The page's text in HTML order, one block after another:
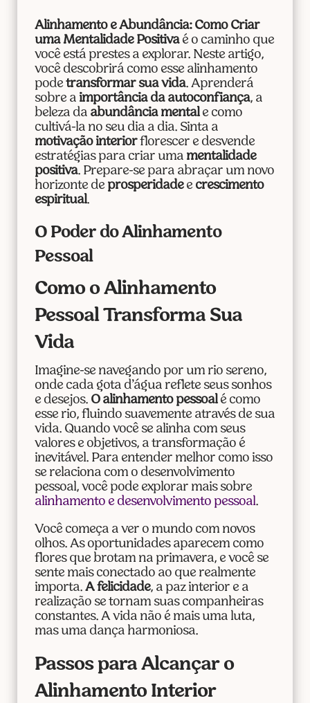
Alinhamento e Abundância: Como Criar
uma Mentalidade Positivaé o caminho que
você está prestes a explorar. Neste artigo,
você descobrirá como esse alinhamento
pode transformar sua vida. Aprenderá
sobre a importância da autoconfiança, a
beleza da abundância mentale como
cultivá-la no seu dia a dia. Sinta a
motivação interiorflorescer e desvende
estratégias para criar uma mentalidade
positiva. Prepare-se para abraçar um novo
horizonte de prosperidadee crescimento
espiritual.
O Poder do Alinhamento
Pessoal
Como o Alinhamento
Pessoal Transforma Sua
Vida
Imagine-se navegando por um rio sereno,
onde cada gota d’água reflete seus sonhos
e desejos. O alinhamento pessoalé como
esse rio, fluindo suavemente através de sua
vida. Quando você se alinha com seus
valores e objetivos, a transformação é
inevitável. Para entender melhor como isso
se relaciona com o desenvolvimento
pessoal, você pode explorar mais sobre
alinhamento e desenvolvimento pessoal.
Você começa a ver o mundo com novos
olhos. As oportunidades aparecem como
flores que brotam na primavera, e você se
sente mais conectado ao que realmente
importa. A felicidade, a paz interior e a
realização se tornam suas companheiras
constantes. A vida não é mais uma luta,
mas uma dança harmoniosa.
Passos para Alcançar o
Alinhamento Interior